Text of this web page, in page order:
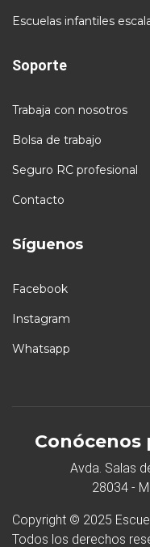
Escuelas infantiles
Soporte
Trabaja con nosotros
Bolsa de trabajo
Seguro RC profesional
Contacto
Síguenos
Facebook
Instagram
Whatsapp
Conócenos
Avda. Salas
28034 -
Copyright © 2025
Todos los derechos